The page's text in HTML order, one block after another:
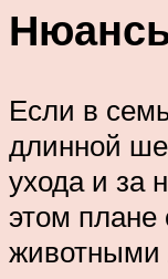
Если в
длинной
ухода и за
этом плане
животными